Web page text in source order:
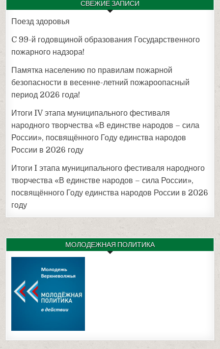
СВЕЖИЕ ЗАПИСИ
Поезд здоровья
C 99-й годовщиной образования Государственного
пожарного надзора!
Памятка населению по правилам пожарной
безопасности в весенне-летний пожароопасный
период 2026 года!
Итоги IV этапа муниципального фестиваля
народного творчества «В единстве народов – сила
России», посвящённого Году единства народов
России в 2026 году
Итоги I этапа муниципального фестиваля народного
творчества «В единстве народов – сила России»,
посвящённого Году единства народов России в 2026
году
МОЛОДЕЖНАЯ ПОЛИТИКА